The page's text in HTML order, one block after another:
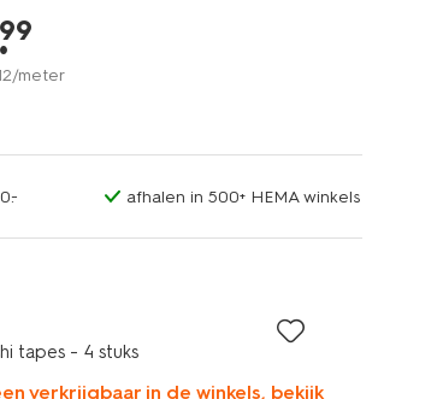
.
99
/meter
afhalen in 500+ HEMA winkels
tapes - 4 stuks
verkrijgbaar in de winkels, bekijk